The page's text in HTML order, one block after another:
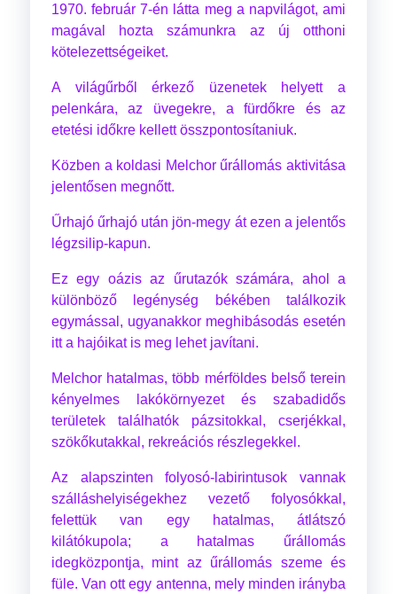
1970. február 7-én látta meg a napvilágot, ami
magával hozta számunkra az új otthoni
kötelezettségeiket.
A világűrből érkező üzenetek helyett a
pelenkára, az üvegekre, a fürdőkre és az
etetési időkre kellett összpontosítaniuk.
Közben a koldasi Melchor űrállomás aktivitása
jelentősen megnőtt.
Űrhajó űrhajó után jön-megy át ezen a jelentős
légzsilip-kapun.
Ez egy oázis az űrutazók számára, ahol a
különböző legénység békében találkozik
egymással, ugyanakkor meghibásodás esetén
itt a hajóikat is meg lehet javítani.
Melchor hatalmas, több mérföldes belső terein
kényelmes lakókörnyezet és szabadidős
területek találhatók pázsitokkal, cserjékkal,
szökőkutakkal, rekreációs részlegekkel.
Az alapszinten folyosó-labirintusok vannak
szálláshelyiségekhez vezető folyosókkal,
felettük van egy hatalmas, átlátszó
kilátókupola; a hatalmas űrállomás
idegközpontja, mint az űrállomás szeme és
füle. Van ott egy antenna, mely minden irányba